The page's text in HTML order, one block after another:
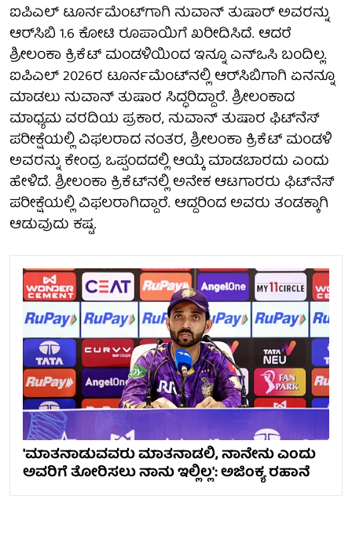
ಐಪಿಎಲ್ ಟೂರ್ನಮೆಂಟ್‌ಗಾಗಿ ನುವಾನ್ ತುಷಾರ್ ಅವರನ್ನು
ಆರ್‌ಸಿಬಿ 1.6 ಕೋಟಿ ರೂಪಾಯಿಗೆ ಖರೀದಿಸಿದೆ. ಆದರೆ
ಶ್ರೀಲಂಕಾ ಕ್ರಿಕೆಟ್ ಮಂಡಳಿಯಿಂದ ಇನ್ನೂ ಎನ್‌ಒಸಿ ಬಂದಿಲ್ಲ.
ಐಪಿಎಲ್ 2026ರ ಟೂರ್ನಮೆಂಟ್‌ನಲ್ಲಿ ಆರ್‌ಸಿಬಿಗಾಗಿ ಏನನ್ನೂ
ಮಾಡಲು ನುವಾನ್ ತುಷಾರ ಸಿದ್ಧರಿದ್ದಾರೆ. ಶ್ರೀಲಂಕಾದ
ಮಾಧ್ಯಮ ವರದಿಯ ಪ್ರಕಾರ, ನುವಾನ್ ತುಷಾರ ಫಿಟ್‌ನೆಸ್
ಪರೀಕ್ಷೆಯಲ್ಲಿ ವಿಫಲರಾದ ನಂತರ, ಶ್ರೀಲಂಕಾ ಕ್ರಿಕೆಟ್ ಮಂಡಳಿ
ಅವರನ್ನು ಕೇಂದ್ರ ಒಪ್ಪಂದದಲ್ಲಿ ಆಯ್ಕೆ ಮಾಡಬಾರದು ಎಂದು
ಹೇಳಿದೆ. ಶ್ರೀಲಂಕಾ ಕ್ರಿಕೆಟ್‌ನಲ್ಲಿ ಅನೇಕ ಆಟಗಾರರು ಫಿಟ್‌ನೆಸ್
ಪರೀಕ್ಷೆಯಲ್ಲಿ ವಿಫಲರಾಗಿದ್ದಾರೆ. ಆದ್ದರಿಂದ ಅವರು ತಂಡಕ್ಕಾಗಿ
ಆಡುವುದು ಕಷ್ಟ.
'ಮಾತನಾಡುವವರು ಮಾತನಾಡಲಿ, ನಾನೇನು ಎಂದು
ಅವರಿಗೆ ತೋರಿಸಲು ನಾನು ಇಲ್ಲಿಲ್ಲ': ಅಜಿಂಕ್ಯ ರಹಾನೆ